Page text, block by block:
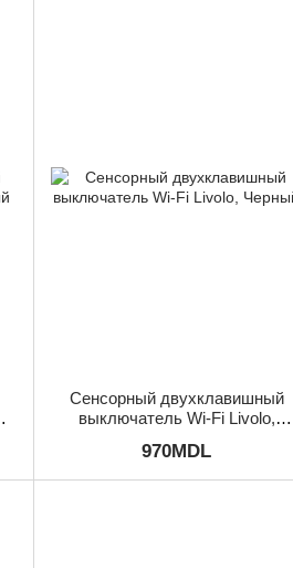
Сенсорный двухклавишный
выключатель Wi-Fi Livolo,
970MDL